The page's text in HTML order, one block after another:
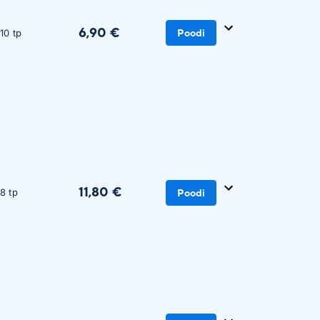
tp 6,90 € Poodi
tp 11,80 € Poodi